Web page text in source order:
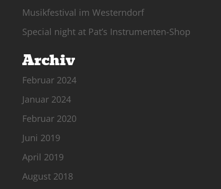
Musikfestival im Westerndorf
Special night at Pat’s Instrumenten-Shop
Archiv
Februar 2024
Januar 2024
Februar 2020
Juni 2019
April 2019
August 2018